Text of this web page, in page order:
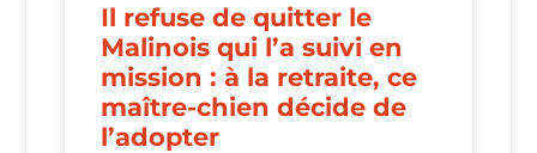
Il refuse de quitter le
Malinois qui l’a suivi en
mission : à la retraite, ce
maître-chien décide de
l’adopter